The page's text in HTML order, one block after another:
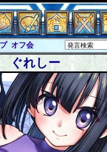
オフ会
キックハーツ
ウド ソロモン
ぐれしー